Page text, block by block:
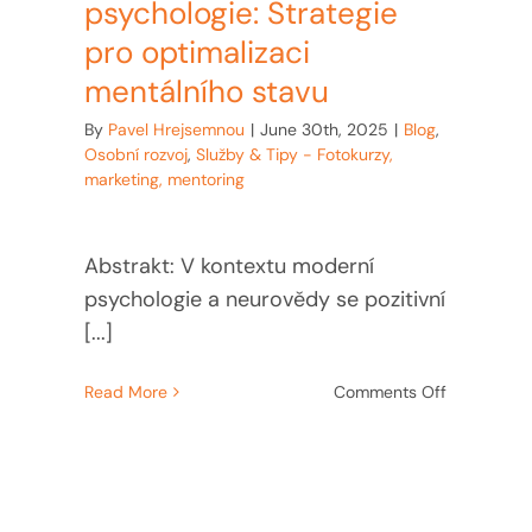
psychologie: Strategie
pro optimalizaci
mentálního stavu
By Pavel Hrejsemnou | June 30th, 2025 | Blog,
Osobní rozvoj,Služby & Tipy - Fotokurzy,
marketing, mentoring
Abstrakt: V kontextu moderní
psychologie a neurovědy se pozitivní
[...]
Read More Comments Offon